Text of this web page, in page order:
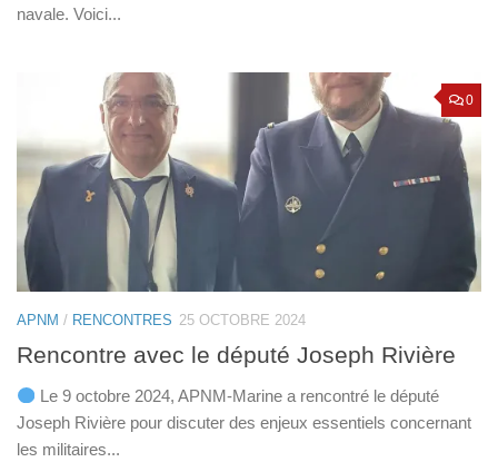
navale. Voici...
0
APNM / RENCONTRES 25 OCTOBRE 2024
Rencontre avec le député Joseph Rivière
Le 9 octobre 2024, APNM-Marine a rencontré le député
Joseph Rivière pour discuter des enjeux essentiels concernant
les militaires...